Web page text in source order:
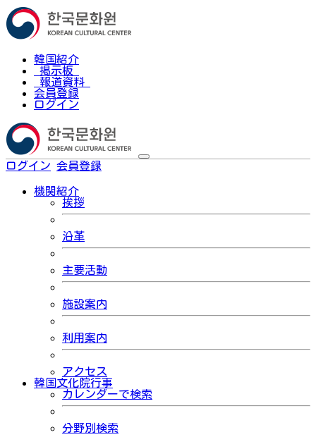
韓国紹介
掲示板
報道資料
会員登録
ログイン
ログイン 会員登録
機関紹介
挨拶
沿革
主要活動
施設案内
利用案内
アクセス
韓国文化院行事
カレンダーで検索
分野別検索